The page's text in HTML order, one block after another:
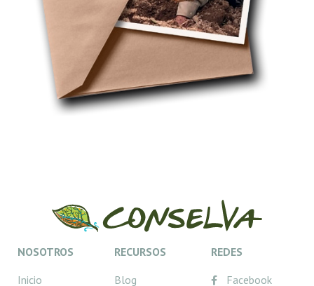
NOSOTROS
Inicio
RECURSOS
Blog
REDES
Facebook